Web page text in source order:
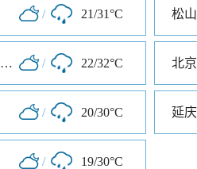
/ 21/31°C 松
北京市古崖居风景名胜区 / 22/32°C
/ 20/30°C
/ 19/30°C